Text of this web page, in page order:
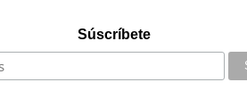
Súscríbete